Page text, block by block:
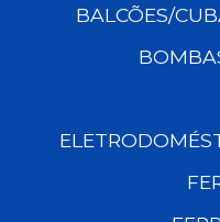
BALCÕES/